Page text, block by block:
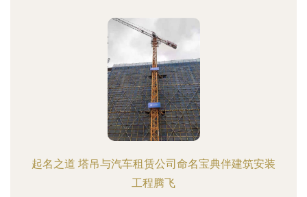
起名之道 塔吊与汽车租赁公司命名宝典伴建筑安装
工程腾飞